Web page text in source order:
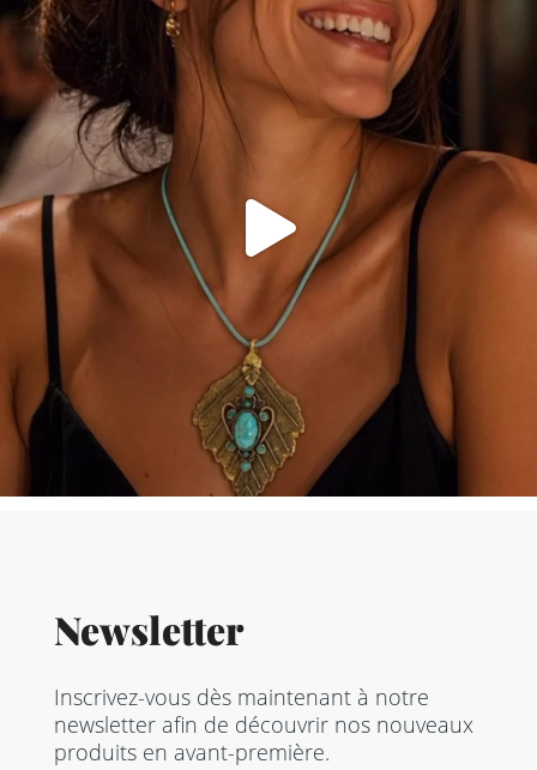
Newsletter
Inscrivez-vous dès maintenant à notre
newsletter afin de découvrir nos nouveaux
produits en avant-première.